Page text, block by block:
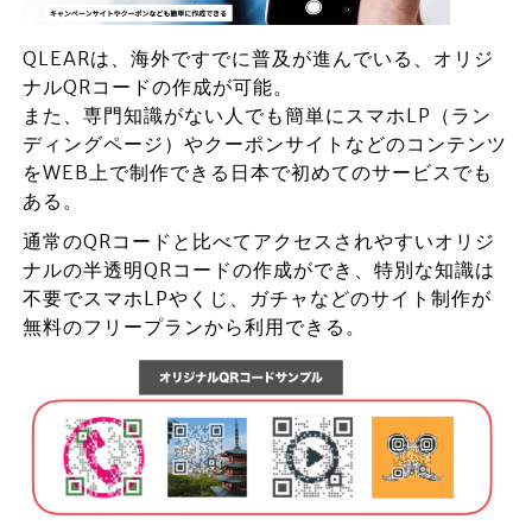
QLEARは、海外ですでに普及が進んでいる、オリジ
ナルQRコードの作成が可能。
また、専門知識がない人でも簡単にスマホLP（ラン
ディングページ）やクーポンサイトなどのコンテンツ
をWEB上で制作できる日本で初めてのサービスでも
ある。
通常のQRコードと比べてアクセスされやすいオリジ
ナルの半透明QRコードの作成ができ、特別な知識は
不要でスマホLPやくじ、ガチャなどのサイト制作が
無料のフリープランから利用できる。